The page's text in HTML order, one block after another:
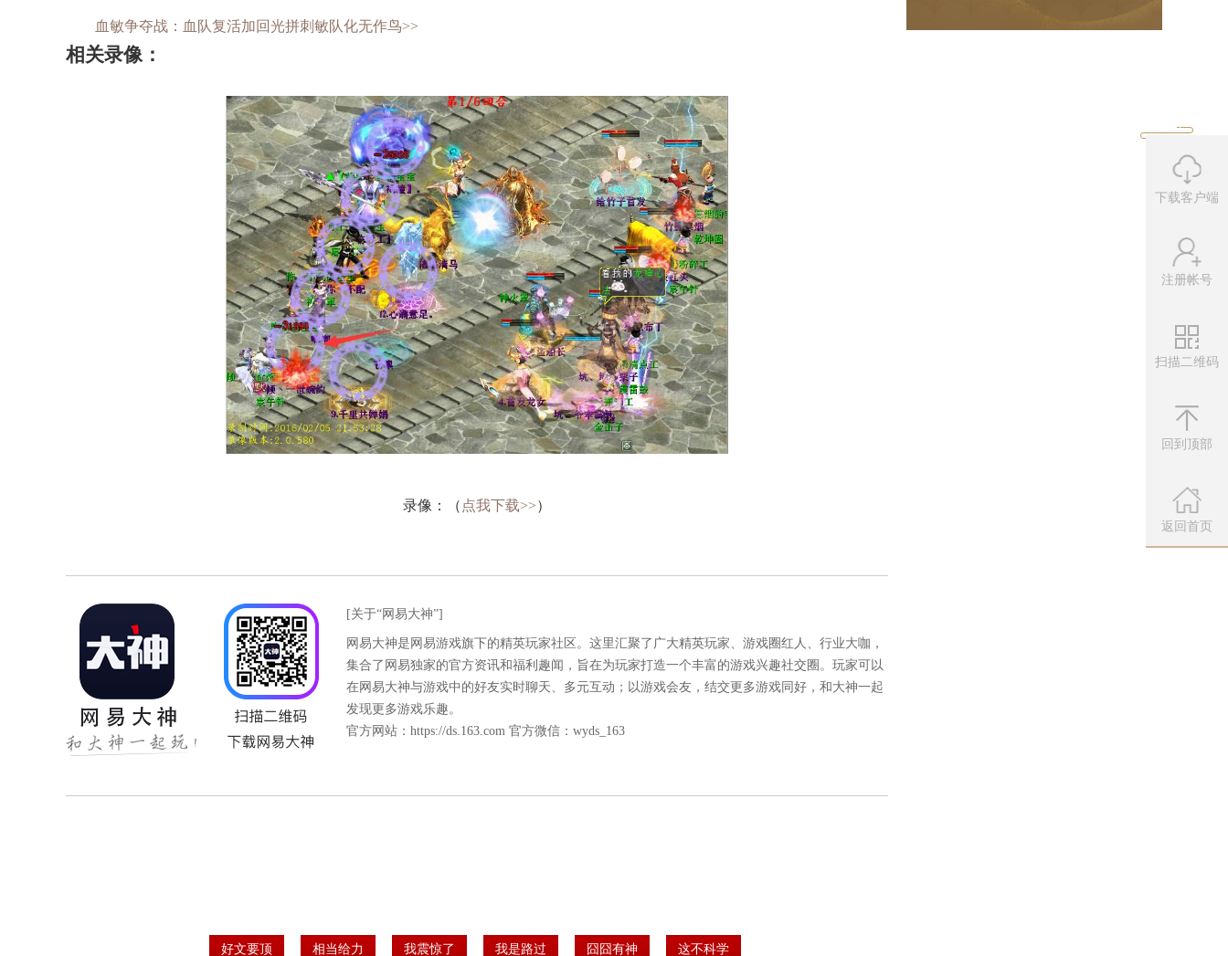
血敏争夺战：血队复活加回光拼刺敏队化无作鸟>>
相关录像：
录像：（ 点我下载>>）
[关于“网易大神”]
网易大神是网易游戏旗下的精英玩家社区。这里汇聚了广大精英玩家、游戏圈红人、行业大咖，
集合了网易独家的官方资讯和福利趣闻，旨在为玩家打造一个丰富的游戏兴趣社交圈。玩家可以
在网易大神与游戏中的好友实时聊天、多元互动；以游戏会友，结交更多游戏同好，和大神一起
发现更多游戏乐趣。
官方网站： https://ds.163.com 官方微信：wyds_163
好文要顶 相当给力 我震惊了 我是路过 囧囧有神 这不科学
下载客户端
注册帐号
扫描二维码
微信公
扫描左侧二
回到顶部
返回首页